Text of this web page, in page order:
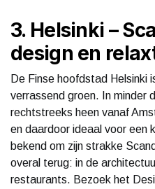
3. Helsinki –
design en
De Finse hoofdstad Helsinki
verrassend groen. In minder
rechtstreeks heen vanaf
en daardoor ideaal voor een
bekend om zijn strakke
overal terug: in de
restaurants. Bezoek het